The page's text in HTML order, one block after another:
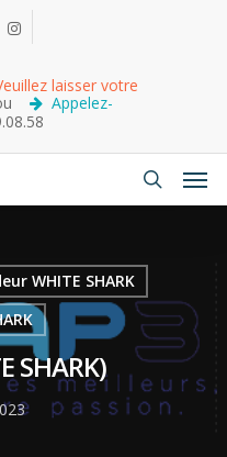
laisser votre
Appelez-
WHITE SHARK
SHARK)